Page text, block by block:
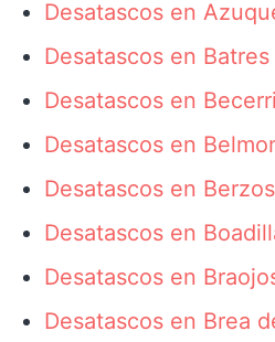
Desatascos en
Desatascos en Batres
Desatascos en
Desatascos en
Desatascos en
Desatascos en
Desatascos en
Desatascos en Brea